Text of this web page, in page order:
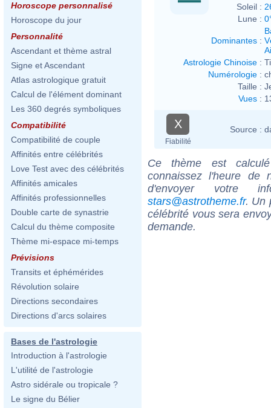
Horoscope personnalisé
Horoscope du jour
Personnalité
Ascendant et thème astral
Signe et Ascendant
Atlas astrologique gratuit
Calcul de l'élément dominant
Les 360 degrés symboliques
Compatibilité
Compatibilité de couple
Affinités entre célébrités
Love Test avec des célébrités
Affinités amicales
Affinités professionnelles
Double carte de synastrie
Calcul du thème composite
Thème mi-espace mi-temps
Prévisions
Transits et éphémérides
Révolution solaire
Directions secondaires
Directions d'arcs solaires
Bases de l'astrologie
Introduction à l'astrologie
L'utilité de l'astrologie
Astro sidérale ou tropicale ?
Le signe du Bélier
Soleil :
Lune :
Dominantes :
Astrologie Chinoise :
Numérologie :
Taille :
Vues :
X
Fiabilité
Source :
Ce thème est
connaissez l'heure de
d'envoyer votre
stars@astrotheme.fr. Un
célébrité vous sera
demande.